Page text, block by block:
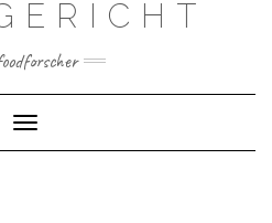
Toggle Navigation